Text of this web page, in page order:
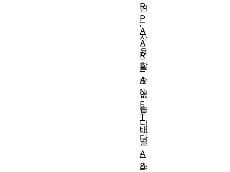
면
,
사
용
할
수
없
습
니
다
.
스
R
P
A
A
R
P
A
N
E
T
배
열
A
S